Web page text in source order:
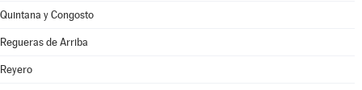
Quintana y Congosto
Regueras de Arriba
Reyero